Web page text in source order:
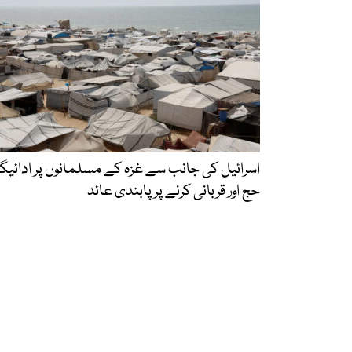
اسرائیل کی جانب سے غزہ کے مسلمانوں پر
حج اور قربانی کرنے پر پابندی عائد